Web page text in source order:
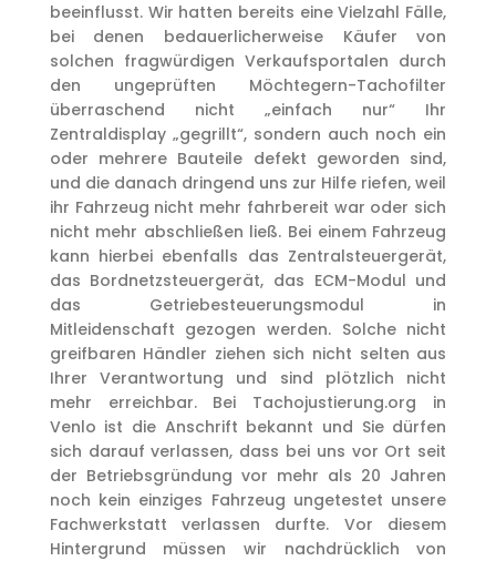
beeinflusst. Wir hatten bereits eine Vielzahl Fälle,
bei denen bedauerlicherweise Käufer von
solchen fragwürdigen Verkaufsportalen durch
den ungeprüften Möchtegern-Tachofilter
überraschend nicht „einfach nur“ Ihr
Zentraldisplay „gegrillt“, sondern auch noch ein
oder mehrere Bauteile defekt geworden sind,
und die danach dringend uns zur Hilfe riefen, weil
ihr Fahrzeug nicht mehr fahrbereit war oder sich
nicht mehr abschließen ließ. Bei einem Fahrzeug
kann hierbei ebenfalls das Zentralsteuergerät,
das Bordnetzsteuergerät, das ECM-Modul und
das Getriebesteuerungsmodul in
Mitleidenschaft gezogen werden. Solche nicht
greifbaren Händler ziehen sich nicht selten aus
Ihrer Verantwortung und sind plötzlich nicht
mehr erreichbar. Bei Tachojustierung.org in
Venlo ist die Anschrift bekannt und Sie dürfen
sich darauf verlassen, dass bei uns vor Ort seit
der Betriebsgründung vor mehr als 20 Jahren
noch kein einziges Fahrzeug ungetestet unsere
Fachwerkstatt verlassen durfte. Vor diesem
Hintergrund müssen wir nachdrücklich von